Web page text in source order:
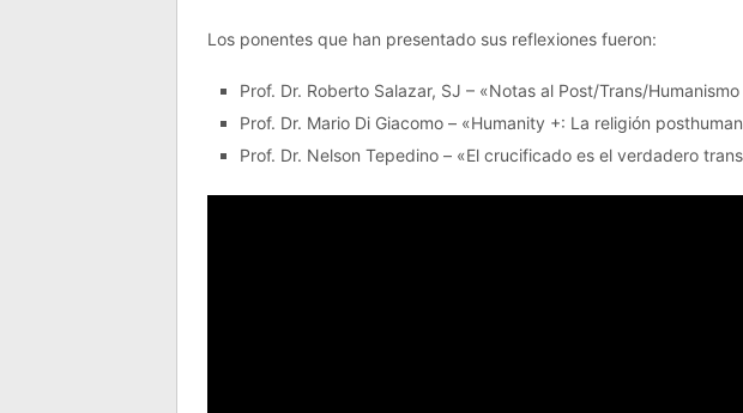
Los ponentes que han presentado sus reflexiones fueron:
Prof. Dr. Roberto Salazar, SJ – «Notas al Post/Trans/
Prof. Dr. Mario Di Giacomo – «Humanity +: La religión
Prof. Dr. Nelson Tepedino – «El crucificado es el verdadero